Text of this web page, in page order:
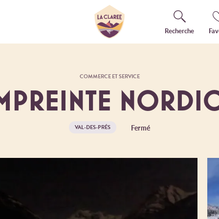
Recherche
COMMERCE ET SERVICE
VAL-DES-PRÉS Fermé